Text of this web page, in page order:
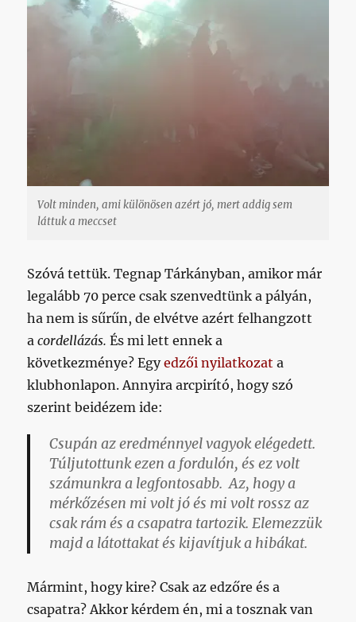
Volt minden, ami különösen azért jó, mert addig sem
láttuk a meccset
Szóvá tettük. Tegnap Tárkányban, amikor már
legalább 70 perce csak szenvedtünk a pályán,
ha nem is sűrűn, de elvétve azért felhangzott
acordellázás.És mi lett ennek a
következménye? Egyedzői nyilatkozat a
klubhonlapon. Annyira arcpirító, hogy szó
szerint beidézem ide:
Csupán az eredménnyel vagyok elégedett.
Túljutottunk ezen a fordulón, és ez volt
számunkra a legfontosabb.Az, hogy a
mérkőzésen mi volt jó és mi volt rossz az
csak rám és a csapatra tartozik. Elemezzük
majd a látottakat és kijavítjuk a hibákat.
Mármint, hogy kire? Csak az edzőre és a
csapatra? Akkor kérdem én, mi a tosznak van